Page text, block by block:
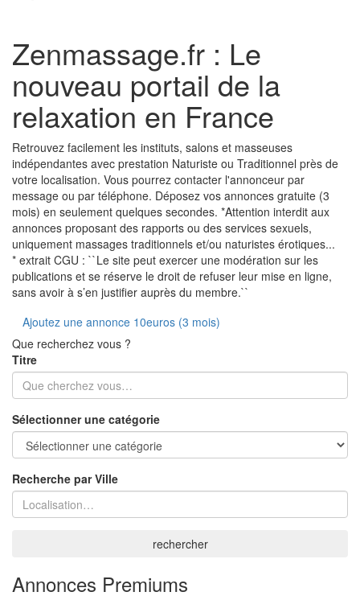
Zenmassage.fr : Le
nouveau portail de la
relaxation en France
Retrouvez facilement les instituts, salons et masseuses
indépendantes avec prestation Naturiste ou Traditionnel près de
votre localisation. Vous pourrez contacter l'annonceur par
message ou par téléphone. Déposez vos annonces gratuite (3
mois) en seulement quelques secondes. *Attention interdit aux
annonces proposant des rapports ou des services sexuels,
uniquement massages traditionnels et/ou naturistes érotiques...
* extrait CGU : ``Le site peut exercer une modération sur les
publications et se réserve le droit de refuser leur mise en ligne,
sans avoir à s’en justifier auprès du membre.``
Ajoutez une annonce 10euros (3 mois)
Que recherchez vous ?
Titre
Sélectionner une catégorie
Recherche par Ville
rechercher
Annonces Premiums